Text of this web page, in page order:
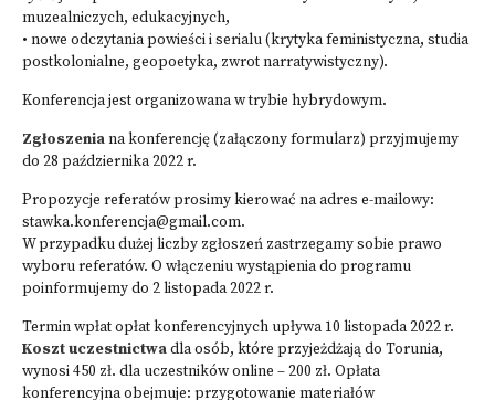
muzealniczych, edukacyjnych,
• nowe odczytania powieści i serialu (krytyka feministyczna, studia
postkolonialne, geopoetyka, zwrot narratywistyczny).
Konferencja jest organizowana w trybie hybrydowym.
Zgłoszeniana konferencję (załączony formularz) przyjmujemy
do 28 października 2022 r.
Propozycje referatów prosimy kierować na adres e-mailowy:
stawka.konferencja@gmail.com.
W przypadku dużej liczby zgłoszeń zastrzegamy sobie prawo
wyboru referatów. O włączeniu wystąpienia do programu
poinformujemy do 2 listopada 2022 r.
Termin wpłat opłat konferencyjnych upływa 10 listopada 2022 r.
Koszt uczestnictwadla osób, które przyjeżdżają do Torunia,
wynosi 450 zł. dla uczestników online – 200 zł. Opłata
konferencyjna obejmuje: przygotowanie materiałów